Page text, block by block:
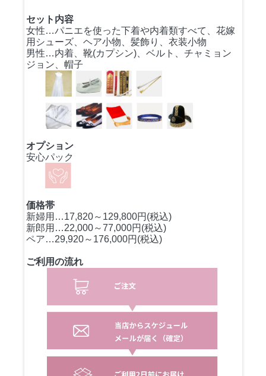
セット内容
女性…パニエを使った下着や内着類すべて、花嫁
用シューズ、ヘア小物、髪飾り、衣装小物
男性…内着、靴(カプシン)、ベルト、チャミョン
ジョン、帽子
オプション
安心パック
価格帯
新婦用…17,820～129,800円(税込)
新郎用…22,000～77,000円(税込)
ペア…29,920～176,000円(税込)
ご利用の流れ